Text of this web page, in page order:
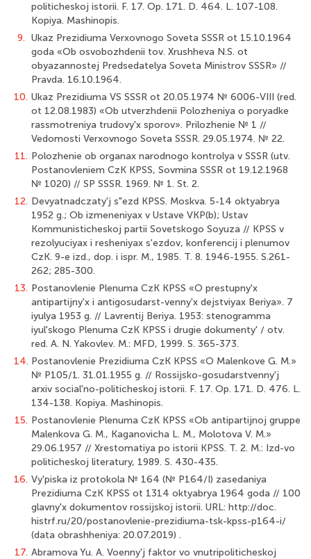
politicheskoj istorii. F. 17. Op. 171. D. 464. L. 107-108.
Kopiya. Mashinopis.
9. Ukaz Prezidiuma Verxovnogo Soveta SSSR ot 15.10.1964
goda «Ob osvobozhdenii tov. Xrushheva N.S. ot
obyazannostej Predsedatelya Soveta Ministrov SSSR» //
Pravda. 16.10.1964.
10. Ukaz Prezidiuma VS SSSR ot 20.05.1974 № 6006-VIII (red.
ot 12.08.1983) «Ob utverzhdenii Polozheniya o poryadke
rassmotreniya trudovy'x sporov». Prilozhenie № 1 //
Vedomosti Verxovnogo Soveta SSSR. 29.05.1974. № 22.
11. Polozhenie ob organax narodnogo kontrolya v SSSR (utv.
Postanovleniem CzK KPSS, Sovmina SSSR ot 19.12.1968
№ 1020) // SP SSSR. 1969. № 1. St. 2.
12. Devyatnadczaty'j s"ezd KPSS. Moskva. 5-14 oktyabrya
1952 g.; Ob izmeneniyax v Ustave VKP(b); Ustav
Kommunisticheskoj partii Sovetskogo Soyuza // KPSS v
rezolyuciyax i resheniyax s'ezdov, konferencij i plenumov
CzK. 9-e izd., dop. i ispr. M., 1985. T. 8. 1946-1955. S.261-
262; 285-300.
13. Postanovlenie Plenuma CzK KPSS «O prestupny'x
antipartijny'x i antigosudarst-venny'x dejstviyax Beriya». 7
iyulya 1953 g. // Lavrentij Beriya. 1953: stenogramma
iyul'skogo Plenuma CzK KPSS i drugie dokumenty' / otv.
red. A. N. Yakovlev. M.: MFD, 1999. S. 365-373.
14. Postanovlenie Prezidiuma CzK KPSS «O Malenkove G. M.»
№ P105/1. 31.01.1955 g. // Rossijsko-gosudarstvenny'j
arxiv social'no-politicheskoj istorii. F. 17. Op. 171. D. 476. L.
134-138. Kopiya. Mashinopis.
15. Postanovlenie Plenuma CzK KPSS «Ob antipartijnoj gruppe
Malenkova G. M., Kaganovicha L. M., Molotova V. M.»
29.06.1957 // Xrestomatiya po istorii KPSS. T. 2. M.: Izd-vo
politicheskoj literatury, 1989. S. 430-435.
16. Vy'piska iz protokola № 164 (№ P164/I) zasedaniya
Prezidiuma CzK KPSS ot 13­14 oktyabrya 1964 goda // 100
glavny'x dokumentov rossijskoj istorii. URL: http://doc.
histrf.ru/20/postanovlenie-prezidiuma-tsk-kpss-p164-i/
(data obrashheniya: 20.07.2019) .
17. Abramova Yu. A. Voenny'j faktor vo vnutripoliticheskoj